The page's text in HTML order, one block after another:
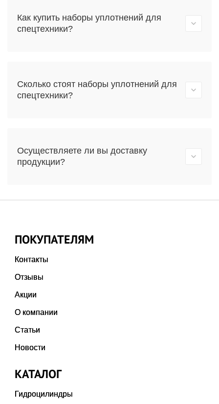
Как купить наборы уплотнений для
спецтехники?
Сколько стоят наборы уплотнений для
спецтехники?
Осуществляете ли вы доставку
продукции?
ПОКУПАТЕЛЯМ
Контакты
Отзывы
Акции
О компании
Статьи
Новости
КАТАЛОГ
Гидроцилиндры